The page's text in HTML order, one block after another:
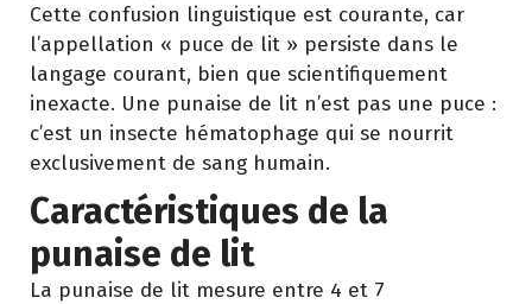
Cette confusion linguistique est courante, car
l’appellation « puce de lit » persiste dans le
langage courant, bien que scientifiquement
inexacte. Une punaise de lit n’est pas une puce :
c’est un insecte hématophage qui se nourrit
exclusivement de sang humain.
Caractéristiques de la
punaise de lit
La punaise de lit mesure entre 4 et 7